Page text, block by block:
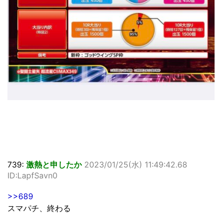
739: 激熱と申したか 2023/01/25(水) 11:49:42.68
ID:LapfSavn0
>>689
スマパチ、終わる